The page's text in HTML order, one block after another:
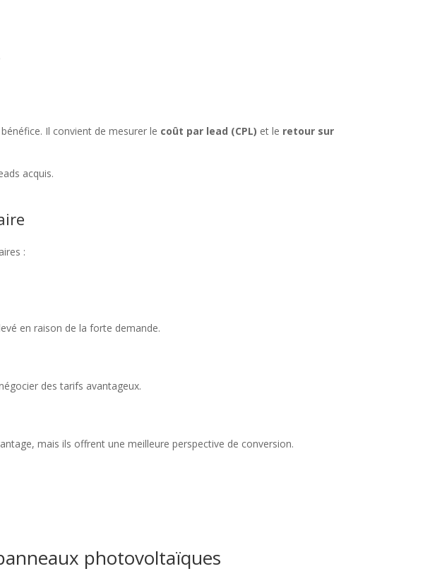
Il convient de mesurer le coût par lead (CPL) et le retour sur
acquis.
:
en raison de la forte demande.
des tarifs avantageux.
mais ils offrent une meilleure perspective de conversion.
photovoltaïques